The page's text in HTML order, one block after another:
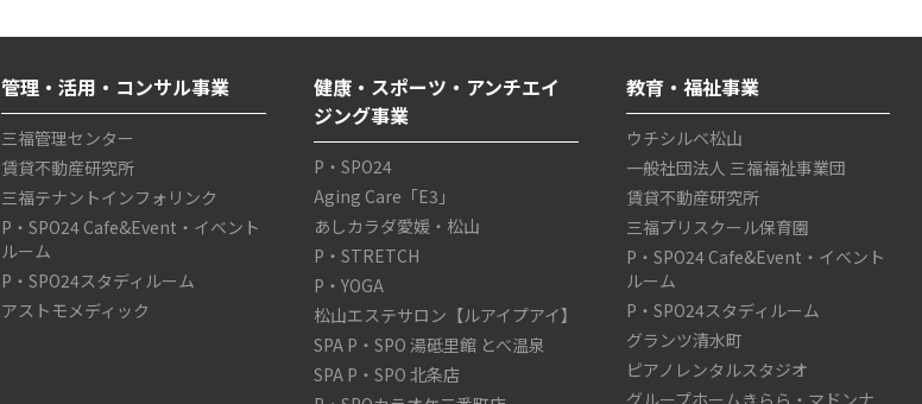
管理・活用・コンサル事業
三福管理センター
賃貸不動産研究所
三福テナントインフォリンク
P・SPO24 Cafe&Event・イベント
ルーム
P・SPO24スタディルーム
アストモメディック
健康・スポーツ・アンチエイ
ジング事業
P・SPO24
Aging Care「E3」
あしカラダ愛媛・松山
P・STRETCH
P・YOGA
松山エステサロン【ルアイプアイ】
SPA P・SPO 湯砥里館 とべ温泉
SPA P・SPO 北条店
教育・福祉事業
ウチシルベ松山
一般社団法人 三福福祉事業団
賃貸不動産研究所
三福プリスクール保育園
P・SPO24 Cafe&Event・イベント
ルーム
P・SPO24スタディルーム
グランツ清水町
ピアノレンタルスタジオ